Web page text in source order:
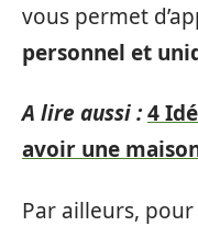
vous permet
personnel et
A lire aussi :4
avoir une
Par ailleurs,